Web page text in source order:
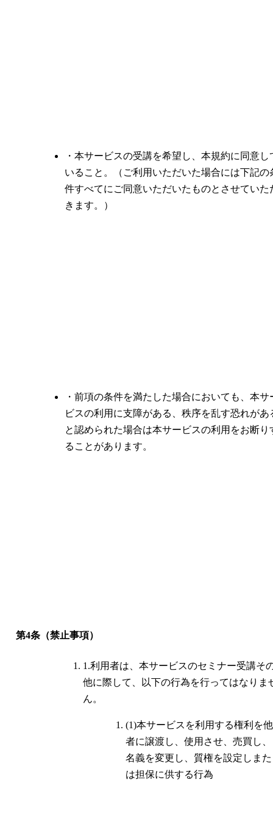
・本サービスの受講を希望し、本規約に同意し
いること。（ご利用いただいた場合には下記の
件すべてにご同意いただいたものとさせていた
きます。）
・前項の条件を満たした場合においても、本サ
ビスの利用に支障がある、秩序を乱す恐れがあ
と認められた場合は本サービスの利用をお断り
ることがあります。
第4条（禁止事項）
1.利用者は、本サービスのセミナー受講そ
他に際して、以下の行為を行ってはなりま
ん。
(1)本サービスを利用する権利を他
者に譲渡し、使用させ、売買し、
名義を変更し、質権を設定しまた
は担保に供する行為